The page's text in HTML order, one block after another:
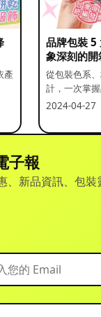
產
品牌包裝 5
象深刻的
從包裝色系
計，一次掌
2024-04-27
子報
、新品資訊、包裝